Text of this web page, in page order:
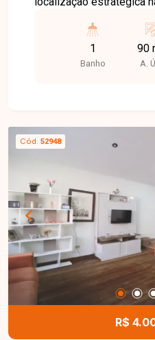
1
Banho
90
A.
Cód. 52948
R$